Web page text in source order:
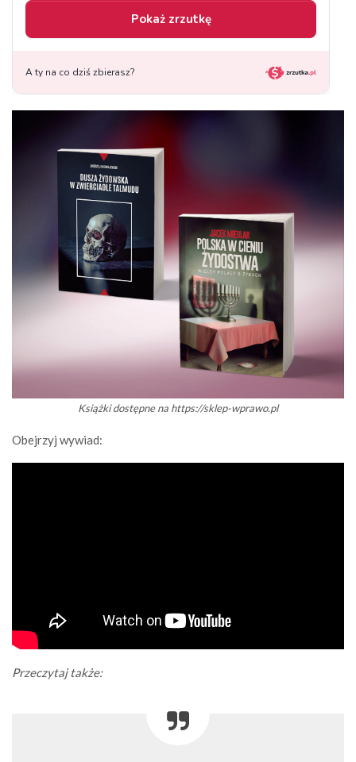
Książki dostępne na https://sklep-wprawo.pl
Obejrzyj wywiad:
Przeczytaj także: